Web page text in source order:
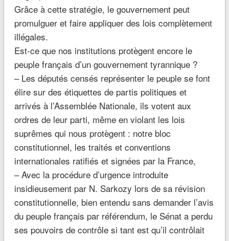
Grâce à cette stratégie, le gouvernement peut
promulguer et faire appliquer des lois complètement
illégales.
Est-ce que nos institutions protègent encore le
peuple français d’un gouvernement tyrannique ?
– Les députés censés représenter le peuple se font
élire sur des étiquettes de partis politiques et
arrivés à l’Assemblée Nationale, ils votent aux
ordres de leur parti, même en violant les lois
suprêmes qui nous protègent : notre bloc
constitutionnel, les traités et conventions
internationales ratifiés et signées par la France,
– Avec la procédure d’urgence introduite
insidieusement par N. Sarkozy lors de sa révision
constitutionnelle, bien entendu sans demander l’avis
du peuple français par référendum, le Sénat a perdu
ses pouvoirs de contrôle si tant est qu’il contrôlait